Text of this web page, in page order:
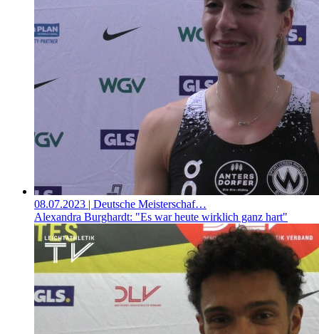
08.07.2023 | Deutsche Meisterschaf…
Alexandra Burghardt: "Es war heute wirklich ganz hart"